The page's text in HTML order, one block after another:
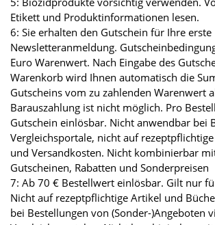
Etikett und Produktinformationen lesen.
6: Sie erhalten den Gutschein für Ihre erste
Newsletteranmeldung.
Euro Warenwert. Nach Eingabe des
Warenkorb wird Ihnen automatisch die
Gutscheins vom zu zahlenden Warenwert
Barauszahlung ist nicht möglich. Pro
Gutschein einlösbar. Nicht anwendbar bei
Vergleichsportale, nicht auf
und Versandkosten. Nicht kombinierbar
Gutscheinen, Rabatten und Sonderpreisen
7: Ab 70 € Bestellwert einlösbar. Gilt nur
Nicht auf rezeptpflichtige Artikel und
bei Bestellungen von (Sonder-)Angeboten